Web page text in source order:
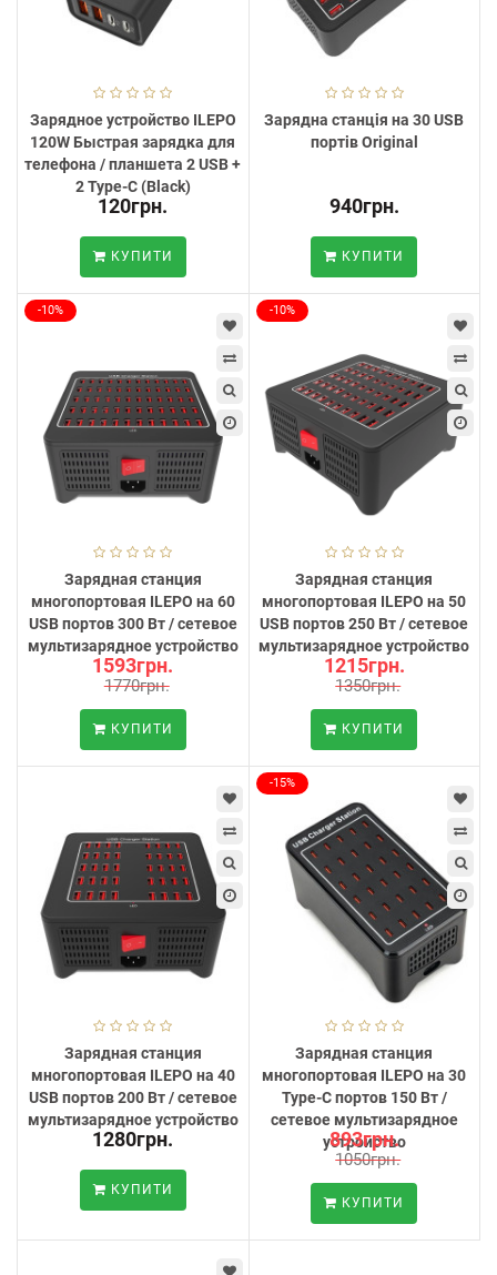
Зарядное устройство ILEPO
120W Быстрая зарядка для
телефона / планшета 2 USB +
2 Type-C (Black)
120грн.
КУПИТИ
Зарядна станція на 30 USB
портів Original
940грн.
КУПИТИ
-10%
Зарядная станция
многопортовая ILEPO на 60
USB портов 300 Вт / сетевое
мультизарядное устройство
1593грн.
1770грн.
КУПИТИ
-10%
Зарядная станция
многопортовая ILEPO на 50
USB портов 250 Вт / сетевое
мультизарядное устройство
1215грн.
1350грн.
КУПИТИ
Зарядная станция
многопортовая ILEPO на 40
USB портов 200 Вт / сетевое
мультизарядное устройство
1280грн.
КУПИТИ
-15%
Зарядная станция
многопортовая ILEPO на 30
Type-C портов 150 Вт /
сетевое мультизарядное
устройство
893грн.
1050грн.
КУПИТИ